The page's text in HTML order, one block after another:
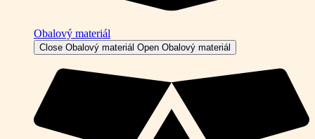
Obalový materiál
Close Obalový materiál Open Obalový materiál